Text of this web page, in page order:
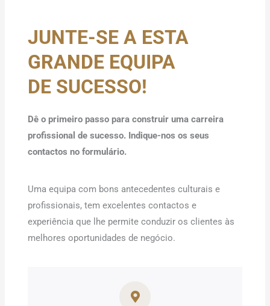
JUNTE-SE A ESTA
GRANDE EQUIPA
DE SUCESSO!
Dê o primeiro passo para construir uma carreira
profissional de sucesso. Indique-nos os seus
contactos no formulário.
Uma equipa com bons antecedentes culturais e
profissionais, tem excelentes contactos e
experiência que lhe permite conduzir os clientes às
melhores oportunidades de negócio.